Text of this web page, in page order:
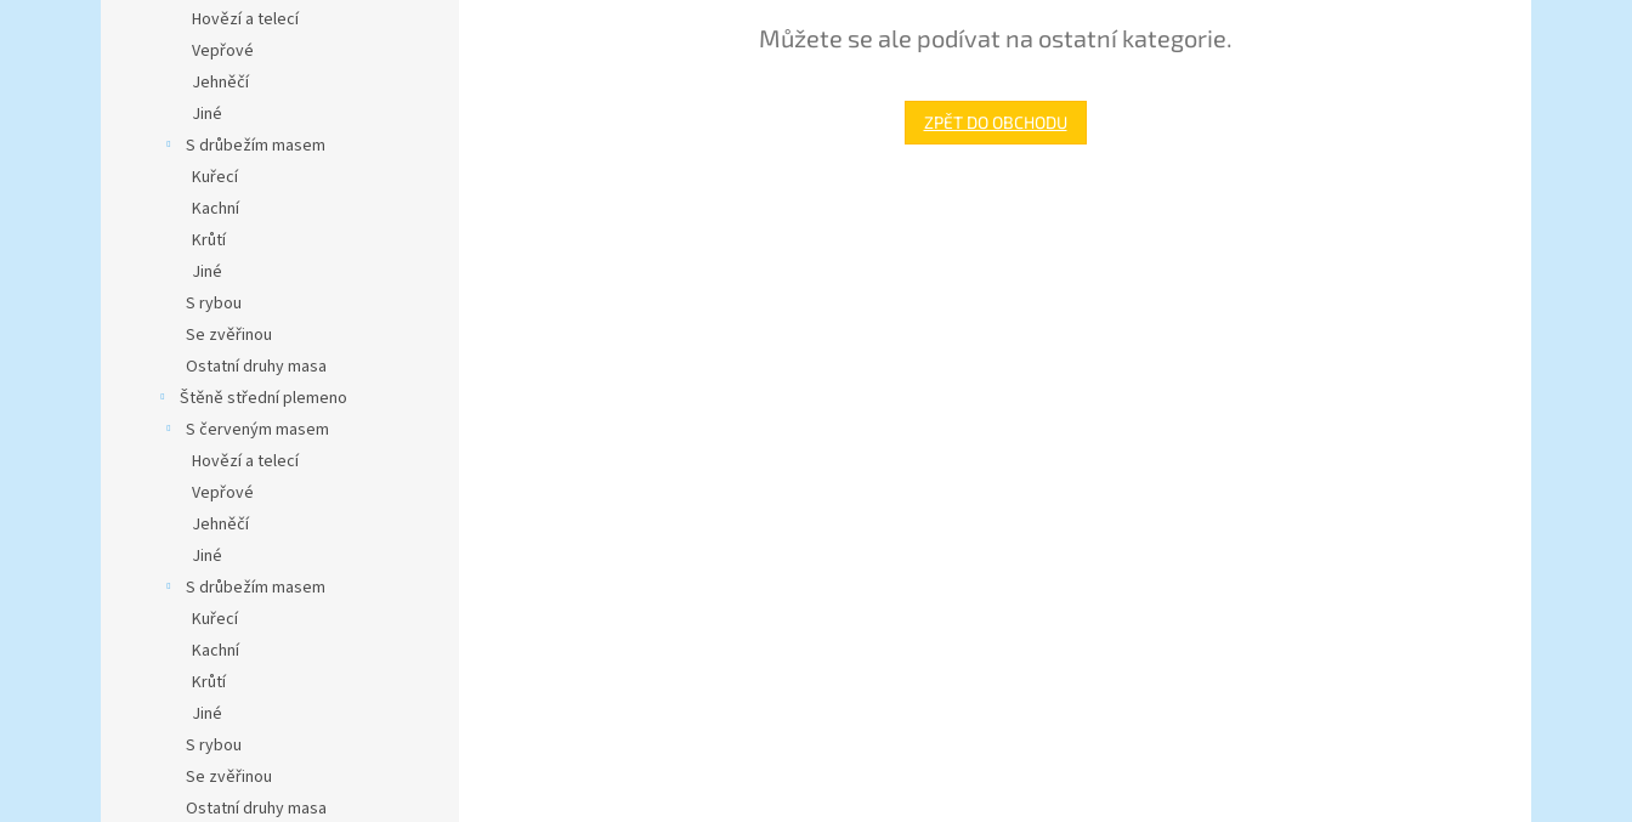
Hovězí a telecí
Vepřové
Jehněčí
Jiné
S drůbežím masem
Kuřecí
Kachní
Krůtí
Jiné
S rybou
Se zvěřinou
Ostatní druhy masa
Štěně střední plemeno
S červeným masem
Hovězí a telecí
Vepřové
Jehněčí
Jiné
S drůbežím masem
Kuřecí
Kachní
Krůtí
Jiné
S rybou
Se zvěřinou
Ostatní druhy masa
Můžete se ale podívat na ostatní kategorie.
ZPĚT DO OBCHODU